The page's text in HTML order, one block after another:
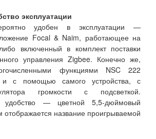
эксплуатации
удобен в эксплуатации —
Focal & Naim, работающее на
включенный в комплект поставки
управления Zigbee. Конечно же,
функциями NSC 222
и с помощью самого устройства, с
громкости с подсветкой.
удобство — цветной 5,5-дюймовый
отображается название проигрываемой